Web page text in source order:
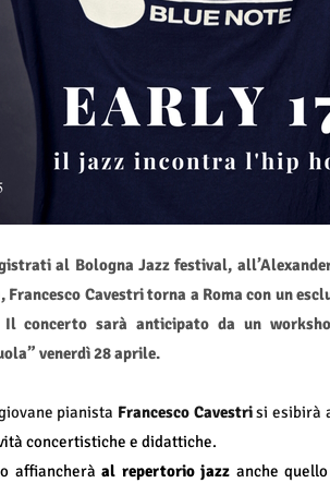
al Bologna Jazz festival,
Francesco Cavestri torna a Roma con un
Il concerto sarà anticipato da un
venerdì 28 aprile.
pianista Francesco Cavestrisi esibirà
concertistiche e didattiche.
affiancheràal repertorio jazz anche